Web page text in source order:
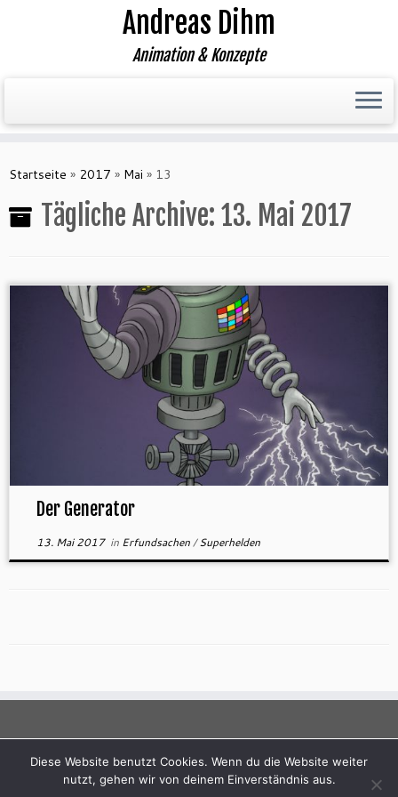
Inhalt
Andreas Dihm
Animation & Konzepte
Startseite » 2017 » Mai » 13
Tägliche Archive: 13. Mai 2017
Der Generator
13. Mai 2017in Erfundsachen/Superhelden
·© 2026 Andreas Dihm·Powered by ·
Diese Website benutzt Cookies. Wenn du die Website weiter
nutzt, gehen wir von deinem Einverständnis aus.